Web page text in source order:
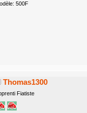
500F
Thomas1300
Fiatiste